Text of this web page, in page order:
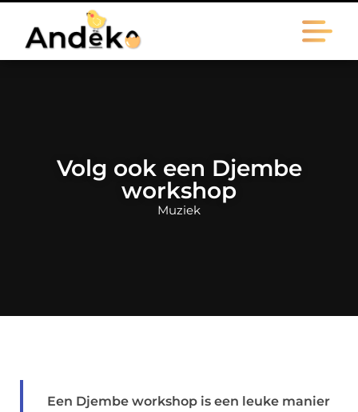
Volg ook een Djembe
workshop
Muziek
Een Djembe workshop is een leuke manier